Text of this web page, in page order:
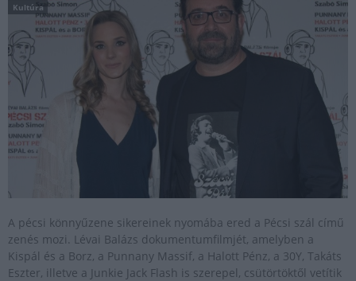
Kultúra
A pécsi könnyűzene sikereinek nyomába ered a Pécsi szál című
zenés mozi. Lévai Balázs dokumentumfilmjét, amelyben a
Kispál és a Borz, a Punnany Massif, a Halott Pénz, a 30Y, Takáts
Eszter, illetve a Junkie Jack Flash is szerepel, csütörtöktől vetítik